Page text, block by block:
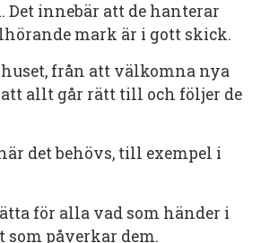
innebär att de hanterar
mark är i gott skick.
från att välkomna nya
allt går rätt till och följer de
det behövs, till exempel i
för alla vad som händer i
som påverkar dem.